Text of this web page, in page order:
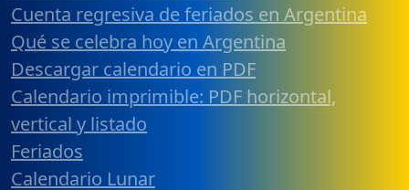
Cuenta regresiva de feriados en Argentina
Qué se celebra hoy en Argentina
Descargar calendario en PDF
Calendario imprimible: PDF horizontal,
vertical y listado
Feriados
Calendario Lunar